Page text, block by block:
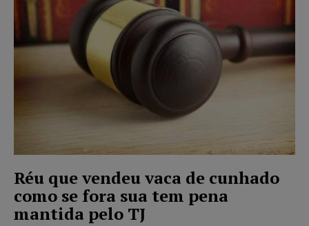
Réu que vendeu vaca de cunhado
como se fora sua tem pena
mantida pelo TJ